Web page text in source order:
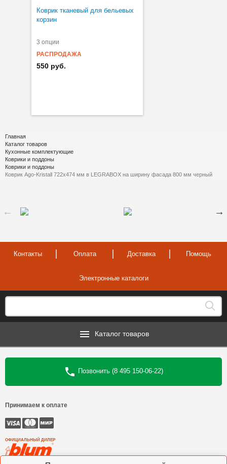
Коврик тканевый для бельевых
корзин
3 опции
РАСПРОДАЖА
550 руб.
Главная
Каталог товаров
Кухонные комплектующие
Коврики и поддоны
Коврики и поддоны
Коврик Ago-Kristall 722х474 мм в LEGRABOX на ширину фасада 800 мм черный
Контакты Оплата Доставка Помощь
Электронные каталоги
Каталог товаров
Позвонить (8 495 150-06-22)
Принимаем к оплате
ОФИЦИАЛЬНЫЙ ДИЛЕР